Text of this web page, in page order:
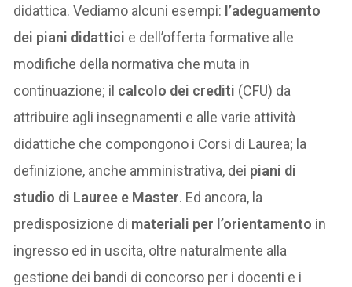
didattica. Vediamo alcuni esempi: l’adeguamento
dei piani didattici e dell’offerta formative alle
modifiche della normativa che muta in
continuazione; il calcolo dei crediti (CFU) da
attribuire agli insegnamenti e alle varie attività
didattiche che compongono i Corsi di Laurea; la
definizione, anche amministrativa, dei piani di
studio di Lauree e Master. Ed ancora, la
predisposizione di materiali per l’orientamento in
ingresso ed in uscita, oltre naturalmente alla
gestione dei bandi di concorso per i docenti e i